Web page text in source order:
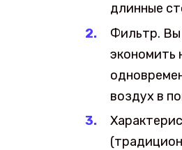
длинные
Фильтр. Вы
экономить
воздух в